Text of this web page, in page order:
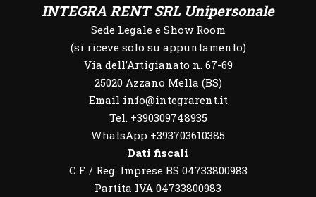
INTEGRA RENT SRL Unipersonale
Sede Legale e Show Room
(si riceve solo su appuntamento)
Via dell’Artigianato n. 67-69
25020 Azzano Mella (BS)
Email info@integrarent.it
Tel. +390309748935
WhatsApp +393703610385
Dati fiscali
C.F. / Reg. Imprese BS 04733800983
Partita IVA 04733800983